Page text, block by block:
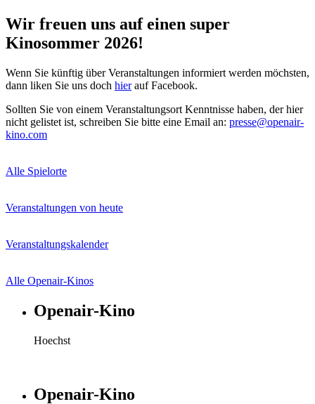
Wir freuen uns auf einen super
Kinosommer 2026!
Wenn Sie künftig über Veranstaltungen informiert werden möchsten,
dann liken Sie uns doch hierauf Facebook.
Sollten Sie von einem Veranstaltungsort Kenntnisse haben, der hier
nicht gelistet ist, schreiben Sie bitte eine Email an: presse@openair-
kino.com
Alle Spielorte
Veranstaltungen von heute
Veranstaltungskalender
Alle Openair-Kinos
Openair-Kino
Hoechst
Openair-Kino